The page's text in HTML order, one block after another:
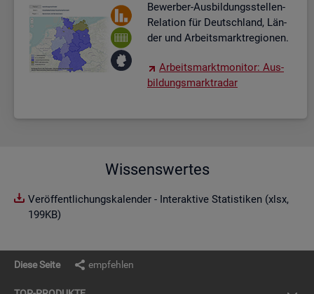
Be­wer­ber-Aus­bil­dungs­stel­len-
Re­la­ti­on für Deutsch­land, Län­
der und Ar­beits­markt­re­gio­nen.
Ar­beits­markt­mo­ni­tor: Aus­
bil­dungs­markt­ra­dar
Wissenswertes
Veröffentlichungskalender - Interaktive Statistiken (xlsx,
199KB)
Diese Seite empfehlen